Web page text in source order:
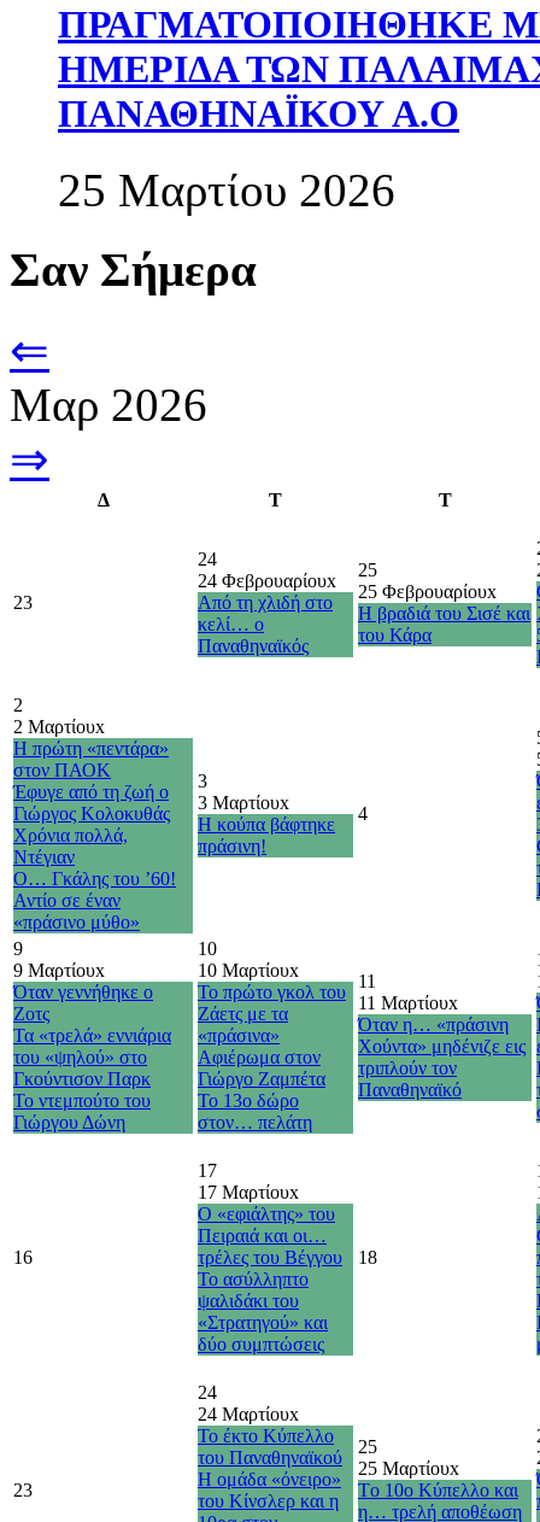
ΠΡΑΓΜΑΤΟΠΟΙΗΘΗΚΕ
ΗΜΕΡΙΔΑ ΤΩΝ
ΠΑΝΑΘΗΝΑΪΚΟΥ Α.Ο
25 Μαρτίου 2026
Σαν Σήμερα
⇐
Μαρ 2026
⇒
Δ Τ Τ
23
24
24 Φεβρουαρίουx
Από τη χλιδή στο
κελί… ο
Παναθηναϊκός
25
25 Φεβρουαρίουx
Η βραδιά του Σισέ και
του Κάρα
2
2 Μαρτίουx
H πρώτη «πεντάρα»
στον ΠΑΟΚ
Έφυγε από τη ζωή ο
Γιώργος Κολοκυθάς
Χρόνια πολλά,
Ντέγιαν
Ο… Γκάλης του ’60!
Αντίο σε έναν
«πράσινο μύθο»
3
3 Μαρτίουx
Η κούπα βάφτηκε
πράσινη!
4
9
9 Μαρτίουx
Όταν γεννήθηκε ο
Ζοτς
Τα «τρελά» εννιάρια
του «ψηλού» στο
Γκούντισον Παρκ
Το ντεμπούτο του
Γιώργου Δώνη
10
10 Μαρτίουx
Το πρώτο γκολ του
Ζάετς με τα
«πράσινα»
Αφιέρωμα στον
Γιώργο Ζαμπέτα
Το 13ο δώρο
στον… πελάτη
11
11 Μαρτίουx
Όταν η… «πράσινη
Χούντα» μηδένιζε εις
τριπλούν τον
Παναθηναϊκό
16
17
17 Μαρτίουx
Ο «εφιάλτης» του
Πειραιά και οι…
τρέλες του Βέγγου
Το ασύλληπτο
ψαλιδάκι του
«Στρατηγού» και
δύο συμπτώσεις
18
23
24
24 Μαρτίουx
Το έκτο Κύπελλο
του Παναθηναϊκού
Η ομάδα «όνειρο»
του Κίνσλερ και η
25
25 Μαρτίουx
Τo 10o Κύπελλο και
η… τρελή αποθέωση